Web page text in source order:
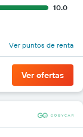
10.0
Ver puntos de renta
Ver ofertas